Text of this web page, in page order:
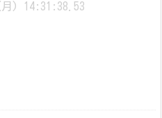
) 14:31:38.53